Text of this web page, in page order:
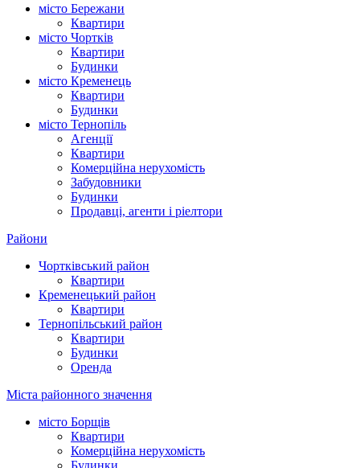
місто Бережани
Квартири
місто Чортків
Квартири
Будинки
місто Кременець
Квартири
Будинки
місто Тернопіль
Агенції
Квартири
Комерційна нерухомість
Забудовники
Будинки
Продавці, агенти і ріелтори
Райони
Чортківський район
Квартири
Кременецький район
Квартири
Тернопільський район
Квартири
Будинки
Оренда
Міста районного значення
місто Борщів
Квартири
Комерційна нерухомість
Будинки